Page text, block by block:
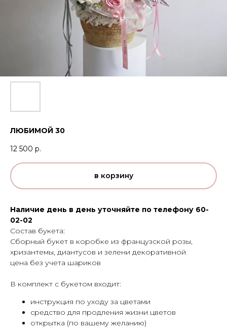
ЛЮБИМОЙ 30
12 500 р.
в корзину
Наличие день в день уточняйте по телефону 60-
02-02
Состав букета:
Сборный букет в коробке из французской розы,
хризантемы, диантусов и зелени декоративной
цена без учета шариков
В комплект с букетом входит:
инструкция по уходу за цветами
средство для продления жизни цветов
открытка (по вашему желанию)